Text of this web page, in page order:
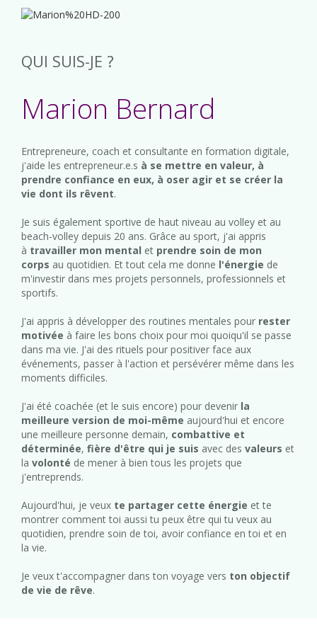
QUI SUIS-JE ?
Marion Bernard
Entrepreneure, coach et consultante en formation digitale,
j'aide les entrepreneur.e.s à se mettre en valeur, à
prendre confiance en eux, à oser agir et se créer la
vie dont ils rêvent.
Je suis également sportive de haut niveau au volley et au
beach-volley depuis 20 ans. Grâce au sport, j'ai appris
à travailler mon mental et prendre soin de mon
corps au quotidien. Et tout cela me donne l'énergie de
m'investir dans mes projets personnels, professionnels et
sportifs.
J'ai appris à développer des routines mentales pour rester
motivée à faire les bons choix pour moi quoiqu'il se passe
dans ma vie. J'ai des rituels pour positiver face aux
événements, passer à l'action et persévérer même dans les
moments difficiles.
J'ai été coachée (et le suis encore) pour devenir la
meilleure version de moi-même aujourd'hui et encore
une meilleure personne demain, combattive et
déterminée, fière d'être qui je suis avec des valeurs et
la volonté de mener à bien tous les projets que
j'entreprends.
Aujourd'hui, je veux te partager cette énergie et te
montrer comment toi aussi tu peux être qui tu veux au
quotidien, prendre soin de toi, avoir confiance en toi et en
la vie.
Je veux t'accompagner dans ton voyage vers ton objectif
de vie de rêve.